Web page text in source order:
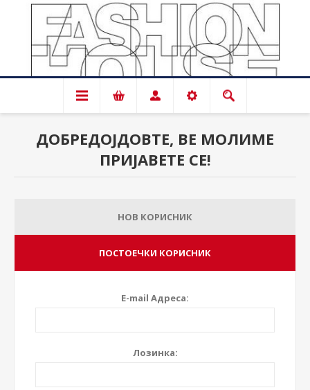
ДОБРЕДОЈДОВТЕ, ВЕ МОЛИМЕ
ПРИЈАВЕТЕ СЕ!
НОВ КОРИСНИК
ПОСТОЕЧКИ КОРИСНИК
E-mail Адреса:
Лозинка: